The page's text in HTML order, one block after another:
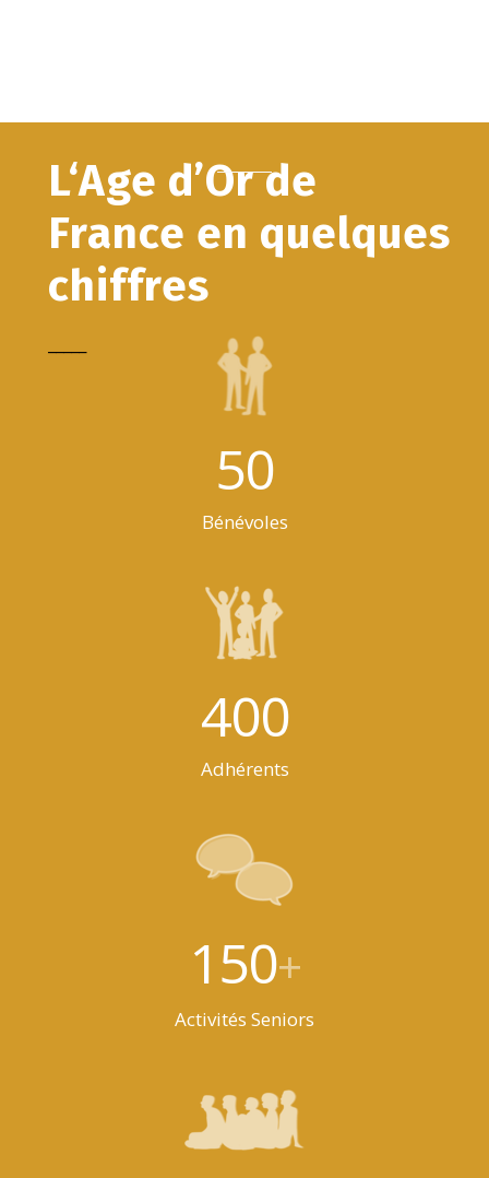
L‘Age d’Or de
France en quelques
chiffres
50
Bénévoles
400
Adhérents
150+
Activités Seniors